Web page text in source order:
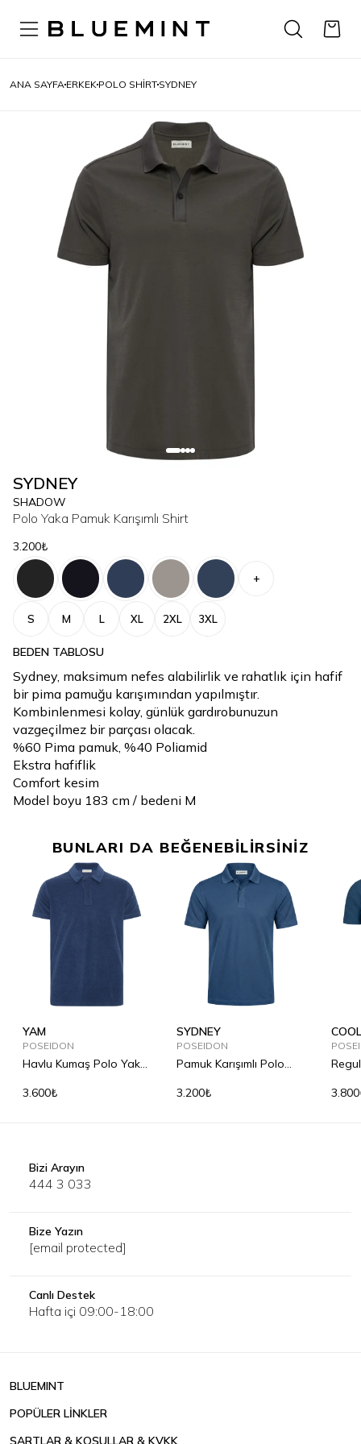
ANA SAYFA ERKEK POLO SHIRT SYDNEY
SYDNEY
SHADOW
Polo Yaka Pamuk Karışımlı Shirt
3.200₺
+
S M L XL 2XL 3XL
BEDEN TABLOSU
Sydney, maksimum nefes alabilirlik ve rahatlık için hafif
bir pima pamuğu karışımından yapılmıştır.
Kombinlenmesi kolay, günlük gardırobunuzun
vazgeçilmez bir parçası olacak.
%60 Pima pamuk, %40 Poliamid
Ekstra hafiflik
Comfort kesim
Model boyu 183 cm / bedeni M
BUNLARI DA BEĞENEBİLİRSİNİZ
YAM
POSEIDON
Havlu Kumaş Polo Yaka
3.600₺
SYDNEY
POSEIDON
Pamuk Karışımlı Polo
3.200₺
Bizi Arayın
444 3 033
Bize Yazın
[email protected]
Canlı Destek
Hafta içi 09:00-18:00
BLUEMINT
POPÜLER LİNKLER